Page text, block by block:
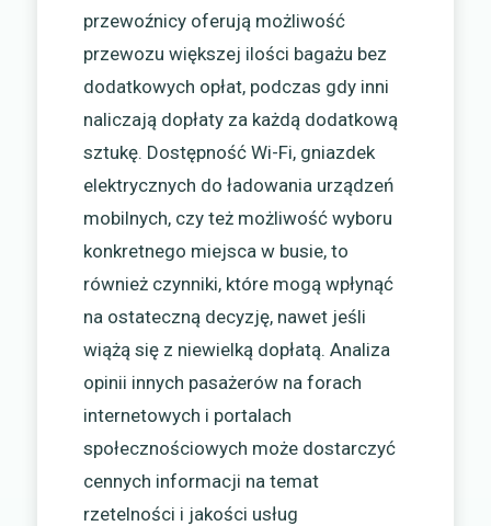
przewoźnicy oferują możliwość
przewozu większej ilości bagażu bez
dodatkowych opłat, podczas gdy inni
naliczają dopłaty za każdą dodatkową
sztukę. Dostępność Wi-Fi, gniazdek
elektrycznych do ładowania urządzeń
mobilnych, czy też możliwość wyboru
konkretnego miejsca w busie, to
również czynniki, które mogą wpłynąć
na ostateczną decyzję, nawet jeśli
wiążą się z niewielką dopłatą. Analiza
opinii innych pasażerów na forach
internetowych i portalach
społecznościowych może dostarczyć
cennych informacji na temat
rzetelności i jakości usług